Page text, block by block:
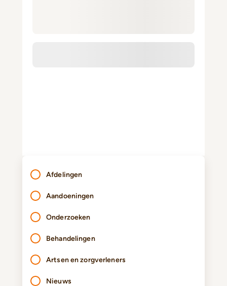
Afdelingen
Aandoeningen
Onderzoeken
Behandelingen
Artsen en zorgverleners
Nieuws